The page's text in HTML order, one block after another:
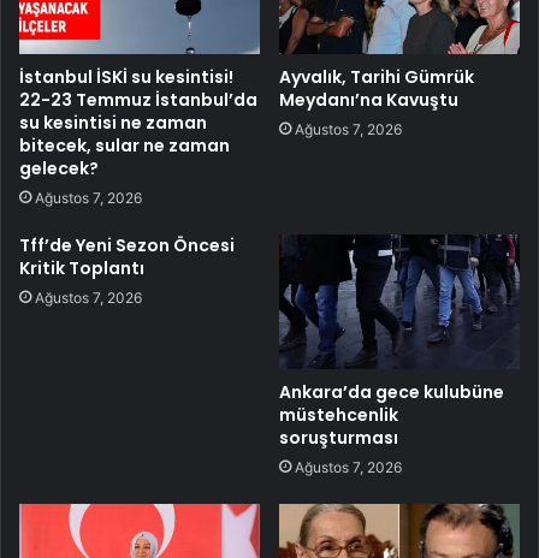
İstanbul İSKİ su kesintisi!
22-23 Temmuz İstanbul’da
su kesintisi ne zaman
bitecek, sular ne zaman
gelecek?
Ağustos 7, 2026
Ayvalık, Tarihi Gümrük
Meydanı’na Kavuştu
Ağustos 7, 2026
Tff’de Yeni Sezon Öncesi
Kritik Toplantı
Ağustos 7, 2026
Ankara’da gece kulubüne
müstehcenlik
soruşturması
Ağustos 7, 2026